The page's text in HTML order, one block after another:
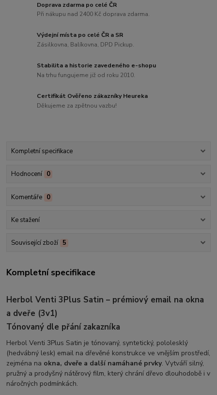
Doprava zdarma po celé ČR
Při nákupu nad 2400 Kč doprava zdarma.
Výdejní místa po celé ČR a SR
Zásilkovna, Balíkovna, DPD Pickup.
Stabilita a historie zavedeného e-shopu
Na trhu fungujeme již od roku 2010.
Certifikát Ověřeno zákazníky Heureka
Děkujeme za zpětnou vazbu!
Kompletní specifikace
Hodnocení 0
Komentáře 0
Ke stažení
Související zboží 5
Kompletní specifikace
Herbol Venti 3Plus Satin – prémiový email na okna
a dveře (3v1)
Tónovaný dle přání zakazníka
Herbol Venti 3Plus Satin je tónovaný, syntetický, pololesklý
(hedvábný lesk) email na dřevěné konstrukce ve vnějším prostředí,
zejména na okna, dveře a další namáhané prvky. Vytváří silný,
pružný a prodyšný nátěrový film, který chrání dřevo dlouhodobě i v
náročných podmínkách.